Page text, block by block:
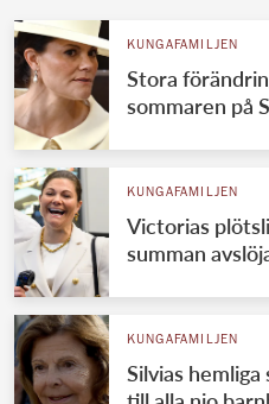
KUNGAFAMILJEN
Stora
sommaren på
KUNGAFAMILJEN
Victorias
summan
KUNGAFAMILJEN
Silvias